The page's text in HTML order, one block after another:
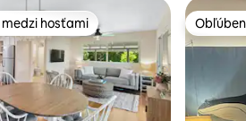
medzi hosťami
hosťami